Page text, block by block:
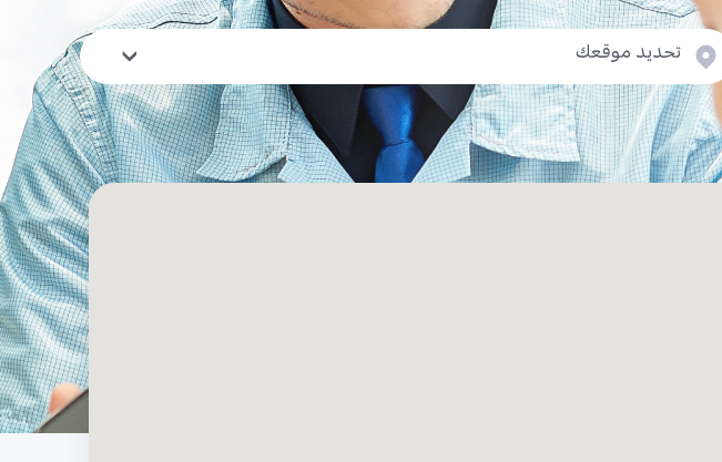
تحديد موقعك
المحافظة\ الحي المدينة